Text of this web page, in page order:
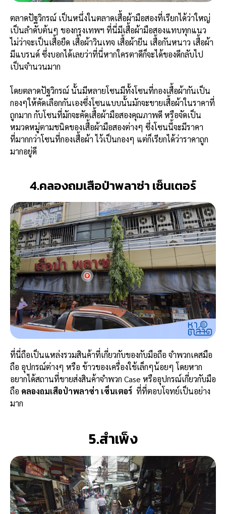
ตลาดปัฐวิกรณ์ เป็นหนึ่งในตลาดเสื้อผ้ามือสองที่เรียกได้ว่าใหญ่
เป็นลำดับต้นๆ ของกรุงเทพฯ ที่นี่มีเสื้อผ้ามือสองแทบทุกแนว
ไม่ว่าจะเป็นเสื้อยืด เสื้อผ้าวินเทจ เสื้อผ้ายีน เสื้อกันหนาว เสื้อผ้า
มีแบรนด์ ซึ่งบอกได้เลยว่าที่นี่หากใครตาดีก็จะได้ของดีกลับไป
เป็นจำนวนมาก
โดยตลาดปัฐวิกรณ์ นั้นมีหลายโซนมีทั้งโซนที่กองเสื้อผ้ากันเป็น
กองๆให้คัดเลือกกันเองซึ่งโซนแบบนั้นมักจะขายเสื้อผ้าในราคาที่
ถูกมาก กับโซนที่มักจะคัดเสื้อผ้ามือสองคุณภาพดี หรือจัดเป็น
หมวดหมู่ตามชนิดของเสื้อผ้ามือสองต่างๆ ซึ่งโซนนี้จะมีราคา
ที่มากกว่าโซนที่กองเสื้อผ้า ไว้เป็นกองๆ แต่ก็เรียกได้ว่าราคาถูก
มากอยู่ดี
4.คลองถมเสือป่าพลาซ่า เซ็นเตอร์
ที่นี่ถือเป็นแหล่งรวมสินค้าที่เกี่ยวกับของกับมือถือ จำพวกเคสมือ
ถือ อุปกรณ์ต่างๆ หรือ ข้าวของเครื่องใช้เล็กๆน้อยๆ โดยหาก
อยากได้สถานที่ขายส่งสินค้าจำพวก Case หรืออุปกรณ์เกี่ยวกับมือ
ถือ คลองถมเสือป่าพลาซ่า เซ็นเตอร์ ที่ที่ตอบโจทย์เป็นอย่าง
มาก
5.สำเพ็ง